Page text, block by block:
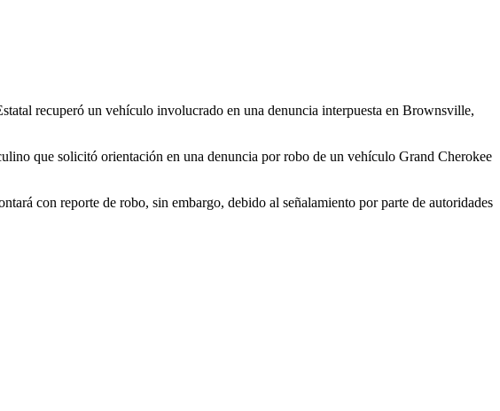
recuperó un vehículo involucrado en una denuncia interpuesta en Brownsville,
que solicitó orientación en una denuncia por robo de un vehículo Grand Cherokee
con reporte de robo, sin embargo, debido al señalamiento por parte de autoridades